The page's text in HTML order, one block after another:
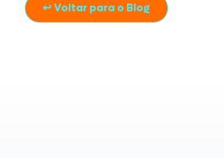
↩ Voltar para o Blog